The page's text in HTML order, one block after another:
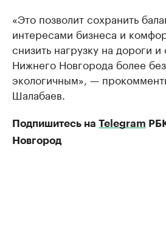
«Это позволит сохранить
интересами бизнеса и
снизить нагрузку на дороги и
Нижнего Новгорода более
экологичным», —
Шалабаев.
Подпишитесь на Telegram
Новгород